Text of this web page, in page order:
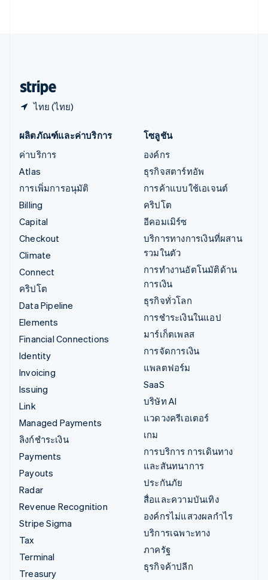
ไทย (ไทย)
ผลิตภัณฑ์และค่าบริการ
ค่าบริการ
Atlas
การเพิ่มการอนุมัติ
Billing
Capital
Checkout
Climate
Connect
คริปโต
Data Pipeline
Elements
Financial Connections
Identity
Invoicing
Issuing
Link
Managed Payments
ลิงก์ชำระเงิน
Payments
Payouts
Radar
Revenue Recognition
Stripe Sigma
Tax
Terminal
Treasury
โซลูชัน
องค์กร
ธุรกิจสตาร์ทอัพ
การค้าแบบใช้เอเจนต์
คริปโต
อีคอมเมิร์ซ
บริการทางการเงินที่ผสาน
รวมในตัว
การทำงานอัตโนมัติด้าน
การเงิน
ธุรกิจทั่วโลก
การชำระเงินในแอป
มาร์เก็ตเพลส
การจัดการเงิน
แพลตฟอร์ม
SaaS
บริษัท AI
แวดวงครีเอเตอร์
เกม
การบริการ การเดินทาง
และสันทนาการ
ประกันภัย
สื่อและความบันเทิง
องค์กรไม่แสวงผลกำไร
บริการเฉพาะทาง
ภาครัฐ
ธุรกิจค้าปลีก